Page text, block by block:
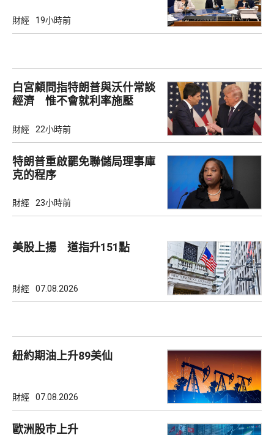
財經 19小時前
白宮顧問指特朗普與沃什常談
經濟 惟不會就利率施壓
財經 22小時前
特朗普重啟罷免聯儲局理事庫
克的程序
財經 23小時前
美股上揚 道指升151點
財經 07.08.2026
紐約期油上升89美仙
財經 07.08.2026
歐洲股巿上升